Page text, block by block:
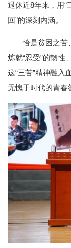
退休近8年来，用“
回”的深刻内涵。
恰是贫困之苦
炼就“忍受”的韧性
这“三苦”精神融入
无愧于时代的青春